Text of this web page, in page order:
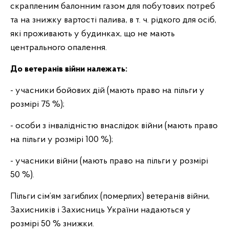
скрапленим балонним газом для побутових потреб
та на знижку вартості палива, в т. ч. рідкого для осіб,
які проживають у будинках, що не мають
центрального опалення.
До ветеранів війни належать:
- учасники бойових дій (мають право на пільги у
розмірі 75 %);
- особи з інвалідністю внаслідок війни (мають право
на пільги у розмірі 100 %);
- учасники війни (мають право на пільги у розмірі
50 %).
Пільги сім’ям загиблих (померлих) ветеранів війни,
Захисників і Захисниць України надаються у
розмірі 50 % знижки.